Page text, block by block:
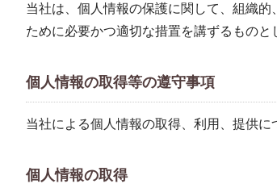
当社は、個人情報の保護に関して、組織
ために必要かつ適切な措置を講ずるものと
個人情報の取得等の遵守事項
当社による個人情報の取得、利用、提供に
個人情報の取得